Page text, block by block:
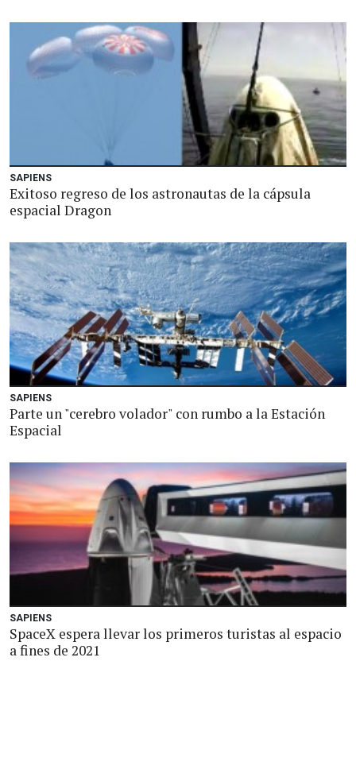
SAPIENS
Exitoso regreso de los astronautas de la cápsula
espacial Dragon
SAPIENS
Parte un "cerebro volador" con rumbo a la Estación
Espacial
SAPIENS
SpaceX espera llevar los primeros turistas al espacio
a fines de 2021